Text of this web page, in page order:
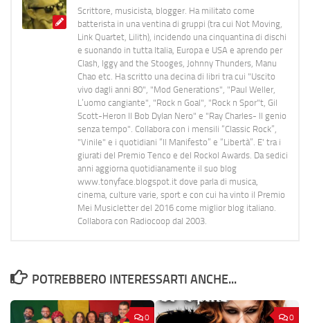
Scrittore, musicista, blogger. Ha militato come
batterista in una ventina di gruppi (tra cui Not Moving,
Link Quartet, Lilith), incidendo una cinquantina di dischi
e suonando in tutta Italia, Europa e USA e aprendo per
Clash, Iggy and the Stooges, Johnny Thunders, Manu
Chao etc. Ha scritto una decina di libri tra cui "Uscito
vivo dagli anni 80", "Mod Generations", "Paul Weller,
L’uomo cangiante", "Rock n Goal", "Rock n Spor"t, Gil
Scott-Heron Il Bob Dylan Nero" e "Ray Charles- Il genio
senza tempo". Collabora con i mensili “Classic Rock”,
"Vinile" e i quotidiani “Il Manifesto” e “Libertà”. E' tra i
giurati del Premio Tenco e del Rockol Awards. Da sedici
anni aggiorna quotidianamente il suo blog
www.tonyface.blogspot.it dove parla di musica,
cinema, culture varie, sport e con cui ha vinto il Premio
Mei Musicletter del 2016 come miglior blog italiano.
Collabora con Radiocoop dal 2003.
POTREBBERO INTERESSARTI ANCHE...
0 0